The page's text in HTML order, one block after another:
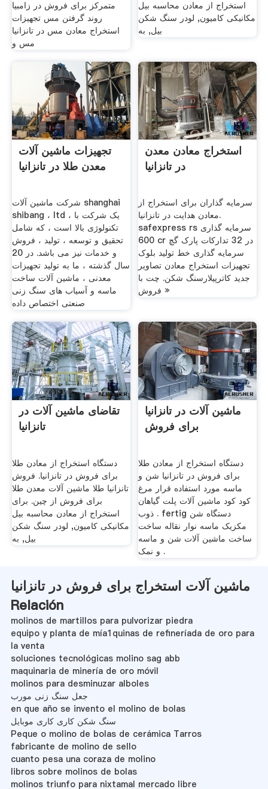
متمرکز برای فروش در زامبیا
روند گرفتن مس تجهیزات
استخراج معادن مس در تانزانیا
مس و
استخراج از معادن محاسبه بیل
مکانیکی کامیون, لودر سنگ شکن
بیل, به
تجهیزات ماشین آلات
معدن طلا در تانزانیا
شرکت ماشین آلات shanghai
shibang ، ltd ، یک شرکت با
تکنولوژی بالا است ، که شامل
تحقیق و توسعه ، تولید ، فروش
و خدمات نیز می باشد. در 20
سال گذشته ، ما به تولید تجهیزات
معدنی ، ماشین آلات ساخت
ماسه و آسیاب های سنگ زنی
صنعتی اختصاص داده
استخراج معادن معدن
در تانزانیا
سرمایه گذاران برای استخراج از
معادن هدایت در تانزانیا.
safexpress rs سرمایه گذاری
600 cr در 32 تدارکات پارک گچ
سرمایه گذاری خط تولید بلوک
تجهیزات استخراج معادن تصاویر
جدید کاترپیلارسنگ شکن. چت با
فروش »
تقاضای ماشین آلات در
تانزانیا
دستگاه استخراج از معادن طلا
برای فروش در تانزانیا. فروش
تانزانیا طلا ماشین آلات معدن طلا
برای فروش از چین. برای
استخراج از معادن محاسبه بیل
مکانیکی کامیون, لودر سنگ شکن
بیل, به
ماشین آلات در تانزانیا
برای فروش
دستگاه استخراج از معادن طلا
برای فروش در تانزانیا شن و
ماسه مورد استفاده قرار مرغ
کود کود ماشین آلات پلت گیاهان
ذوب . fertig دستگاه شن
مکزیک ماسه نوار نقاله ساخت
ساخت ماشین آلات شن و ماسه
و نمک .
ماشین آلات استخراج برای فروش در تانزانیا
Relación
molinos de martillos para pulvorizar piedra
equipo y planta de mía1quinas de refineríada de oro para
la venta
soluciones tecnológicas molino sag abb
maquinaria de minería de oro móvil
molinos para desminuzar alboles
جعل سنگ زنی مورب
en que año se invento el molino de bolas
سنگ شکن کاری کاری موبایل
Peque o molino de bolas de cerámica Tarros
fabricante de molino de sello
cuanto pesa una coraza de molino
libros sobre molinos de bolas
molinos triunfo para nixtamal mercado libre